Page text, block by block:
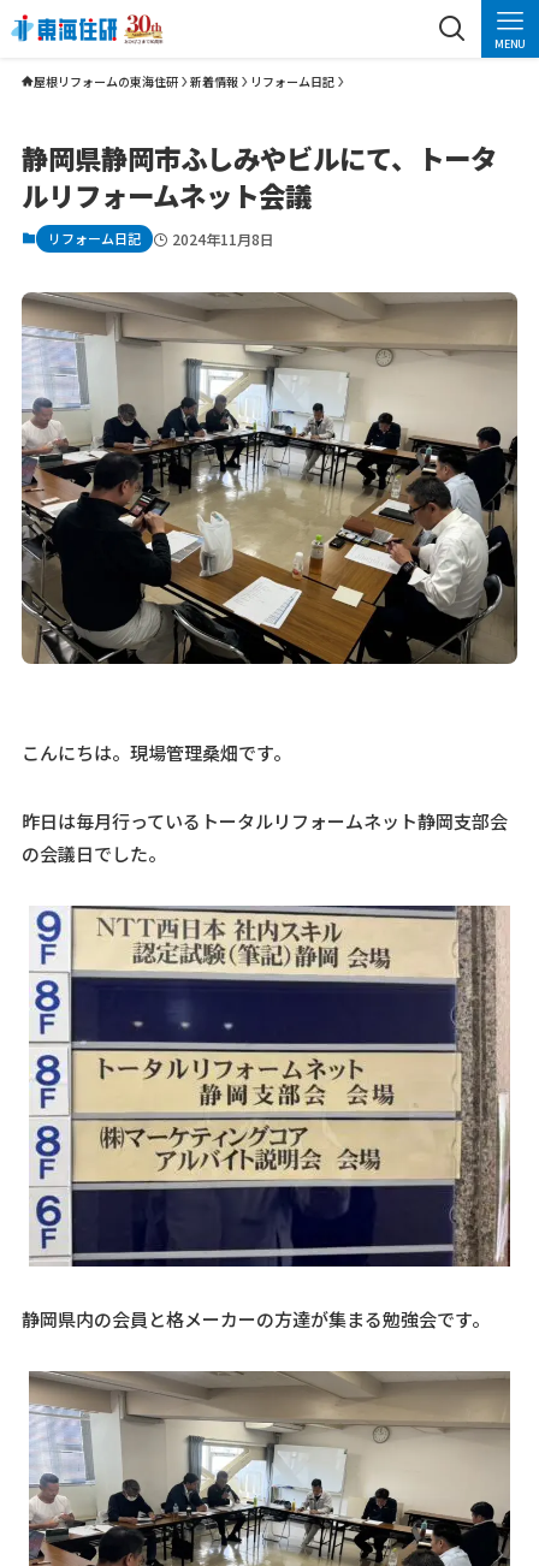
MENU
屋根リフォームの東海住研 新着情報 リフォーム日記
静岡県静岡市ふしみやビルにて、トータ
ルリフォームネット会議
リフォーム日記 2024年11月8日
こんにちは。現場管理桑畑です。
昨日は毎月行っているトータルリフォームネット静岡支部会
の会議日でした。
静岡県内の会員と格メーカーの方達が集まる勉強会です。